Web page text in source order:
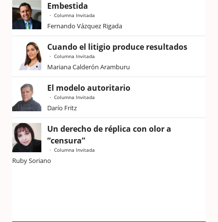
Embestida
Columna Invitada
Fernando Vázquez Rigada
Cuando el litigio produce resultados
Columna Invitada
Mariana Calderón Aramburu
El modelo autoritario
Columna Invitada
Darío Fritz
Un derecho de réplica con olor a
“censura”
Columna Invitada
Ruby Soriano